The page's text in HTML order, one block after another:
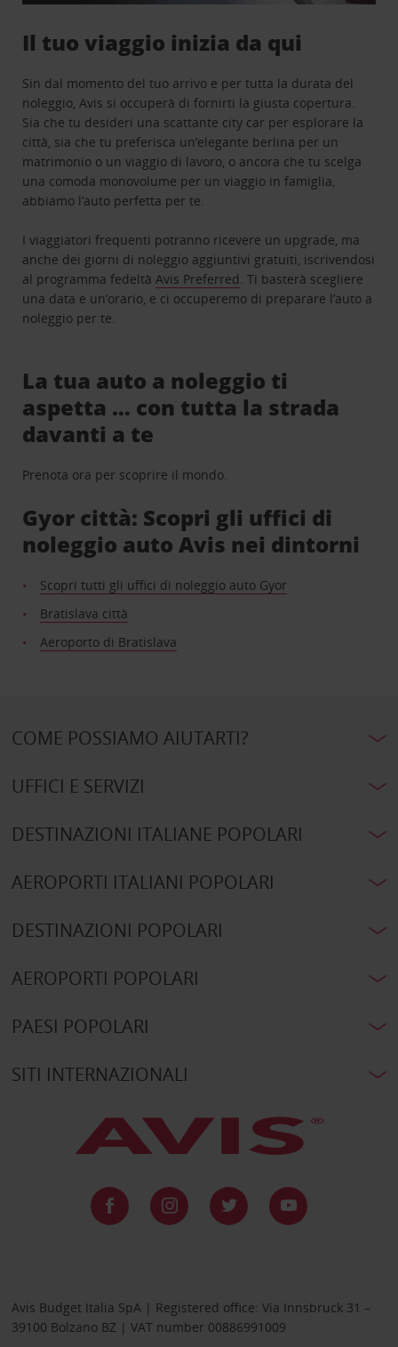
Il tuo viaggio inizia da qui
Sin dal momento del tuo arrivo e per tutta la durata del
noleggio, Avis si occuperà di fornirti la giusta copertura.
Sia che tu desideri una scattante city car per esplorare la
città, sia che tu preferisca un’elegante berlina per un
matrimonio o un viaggio di lavoro, o ancora che tu scelga
una comoda monovolume per un viaggio in famiglia,
abbiamo l’auto perfetta per te.
I viaggiatori frequenti potranno ricevere un upgrade, ma
anche dei giorni di noleggio aggiuntivi gratuiti, iscrivendosi
al programma fedeltàAvis Preferred. Ti basterà scegliere
una data e un’orario, e ci occuperemo di preparare l’auto a
noleggio per te.
La tua auto a noleggio ti
aspetta … con tutta la strada
davanti a te
Prenota ora per scoprire il mondo.
Gyor città: Scopri gli uffici di
noleggio auto Avis nei dintorni
Scopri tutti gli uffici di noleggio auto Gyor
Bratislava città
Aeroporto di Bratislava
COME POSSIAMO AIUTARTI?
UFFICI E SERVIZI
DESTINAZIONI ITALIANE POPOLARI
AEROPORTI ITALIANI POPOLARI
DESTINAZIONI POPOLARI
AEROPORTI POPOLARI
PAESI POPOLARI
SITI INTERNAZIONALI
Avis Budget Italia SpA | Registered office: Via Innsbruck 31 –
39100 Bolzano BZ | VAT number 00886991009